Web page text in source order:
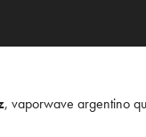
, vaporwave argentino